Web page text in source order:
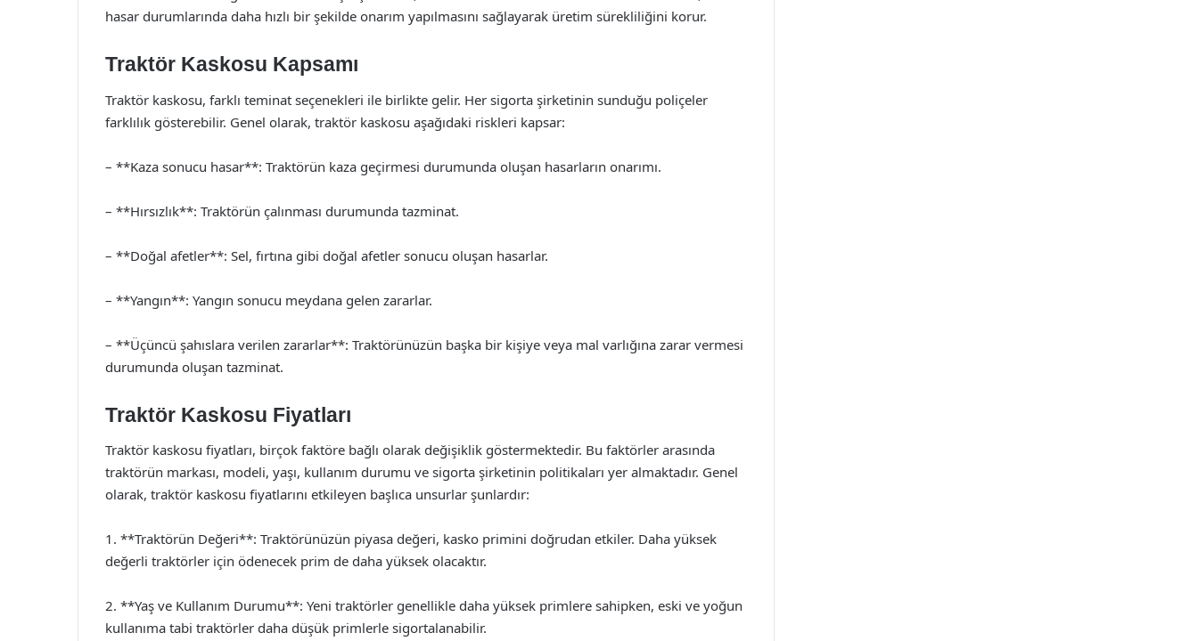
hasar durumlarında daha hızlı bir şekilde onarım yapılmasını sağlayarak üretim sürekliliğini korur.
Traktör Kaskosu Kapsamı
Traktör kaskosu, farklı teminat seçenekleri ile birlikte gelir. Her sigorta şirketinin sunduğu poliçeler
farklılık gösterebilir. Genel olarak, traktör kaskosu aşağıdaki riskleri kapsar:
– **Kaza sonucu hasar**: Traktörün kaza geçirmesi durumunda oluşan hasarların onarımı.
– **Hırsızlık**: Traktörün çalınması durumunda tazminat.
– **Doğal afetler**: Sel, fırtına gibi doğal afetler sonucu oluşan hasarlar.
– **Yangın**: Yangın sonucu meydana gelen zararlar.
– **Üçüncü şahıslara verilen zararlar**: Traktörünüzün başka bir kişiye veya mal varlığına zarar vermesi
durumunda oluşan tazminat.
Traktör Kaskosu Fiyatları
Traktör kaskosu fiyatları, birçok faktöre bağlı olarak değişiklik göstermektedir. Bu faktörler arasında
traktörün markası, modeli, yaşı, kullanım durumu ve sigorta şirketinin politikaları yer almaktadır. Genel
olarak, traktör kaskosu fiyatlarını etkileyen başlıca unsurlar şunlardır:
1. **Traktörün Değeri**: Traktörünüzün piyasa değeri, kasko primini doğrudan etkiler. Daha yüksek
değerli traktörler için ödenecek prim de daha yüksek olacaktır.
2. **Yaş ve Kullanım Durumu**: Yeni traktörler genellikle daha yüksek primlere sahipken, eski ve yoğun
kullanıma tabi traktörler daha düşük primlerle sigortalanabilir.